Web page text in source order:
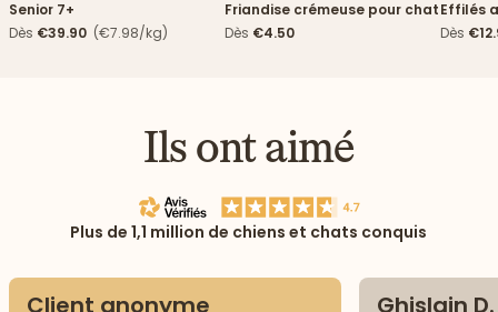
Senior 7+
Dès €39.90 (€7.98/kg)
Friandise crémeuse pour chat
Dès €4.50
Effilés
Dès
Ils ont aimé
Plus de 1,1 million de chiens et chats conquis
Client anonyme Ghislain D.